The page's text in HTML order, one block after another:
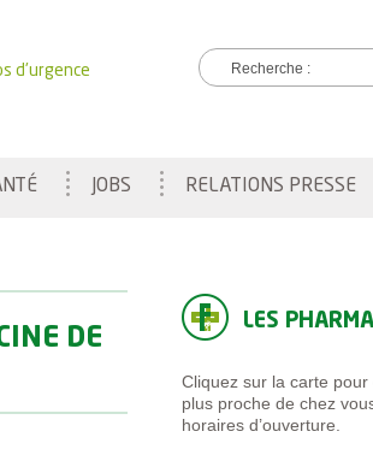
d'urgence Recherche :
JOBS RELATIONS PRESSE
DE
LES
Cliquez sur la carte
plus proche de chez
horaires d’ouverture.